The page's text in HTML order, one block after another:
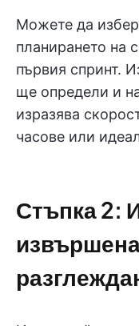
Можете да
планирането на
първия спринт.
ще определи и
изразява
часове или
Стъпка 2: